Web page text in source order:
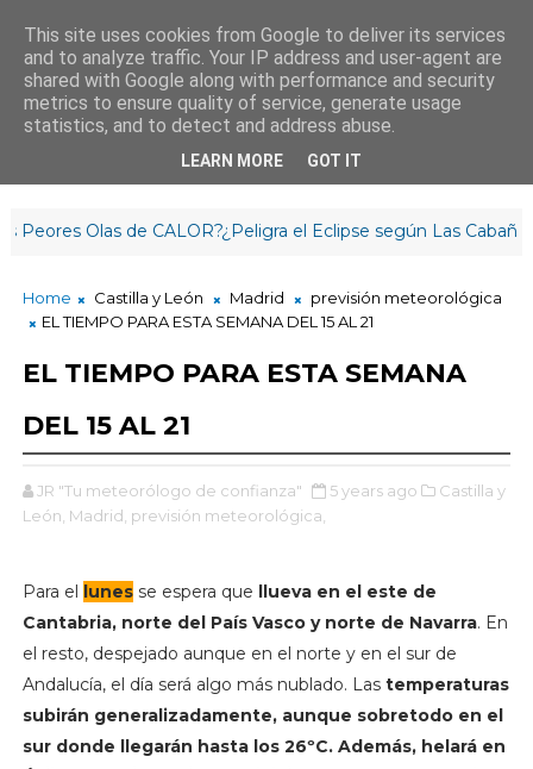
¡Buen día!
13:1 8 :08
Olas de CALOR?¿Peligra el Eclipse según Las Cabañuelas?
Home Castilla y León Madrid
previsión meteorológica
EL TIEMPO PARA ESTA SEMANA DEL 15 AL 21
EL TIEMPO PARA ESTA SEMANA
DEL 15 AL 21
JR "Tu meteorólogo de confianza" 5 years ago
Castilla y
León, Madrid, previsión meteorológica,
Para el lunesse espera que llueva en el este de
Cantabria, norte del País Vasco y norte de Navarra. En
el resto, despejado aunque en el norte y en el sur de
Andalucía, el día será algo más nublado. Las temperaturas
subirán generalizadamente, aunque sobretodo en el
sur donde llegarán hasta los 26ºC. Además, helará en
This site uses cookies from Google to deliver its services
and to analyze traffic. Your IP address and user-agent are
shared with Google along with performance and security
metrics to ensure quality of service, generate usage
statistics, and to detect and address abuse.
LEARN MORE GOT IT